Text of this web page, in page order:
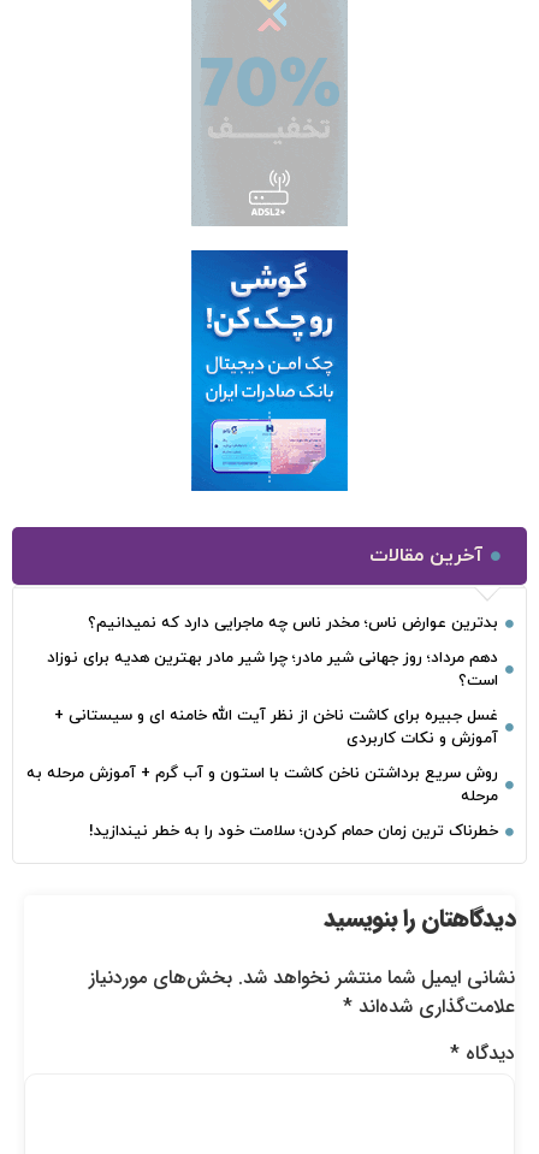
آخرین مقالات
بدترین عوارض ناس؛ مخدر ناس چه ماجرایی دارد که نمیدانیم؟
دهم مرداد؛ روز جهانی شیر مادر؛ چرا شیر مادر بهترین هدیه برای نوزاد
است؟
غسل جبیره برای کاشت ناخن از نظر آیت الله خامنه ای و سیستانی +
آموزش و نکات کاربردی
روش سریع برداشتن ناخن کاشت با استون و آب گرم + آموزش مرحله به
مرحله
خطرناک‌ ترین زمان‌ حمام کردن؛ سلامت خود را به خطر نیندازید!
دیدگاهتان را بنویسید
نشانی ایمیل شما منتشر نخواهد شد. بخش‌های موردنیاز
علامت‌گذاری شده‌اند *
دیدگاه *